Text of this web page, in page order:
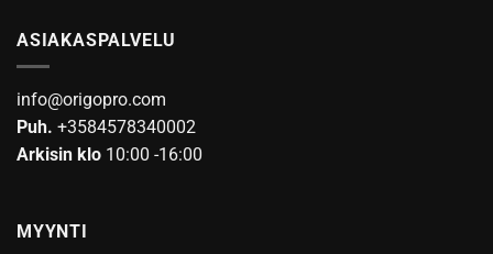
ASIAKASPALVELU
info@origopro.com
Puh. +3584578340002
Arkisin klo 10:00 -16:00
MYYNTI